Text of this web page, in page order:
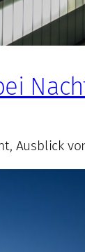
Ausblick